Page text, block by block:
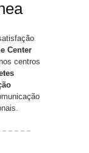
Center
centros
Celebrity